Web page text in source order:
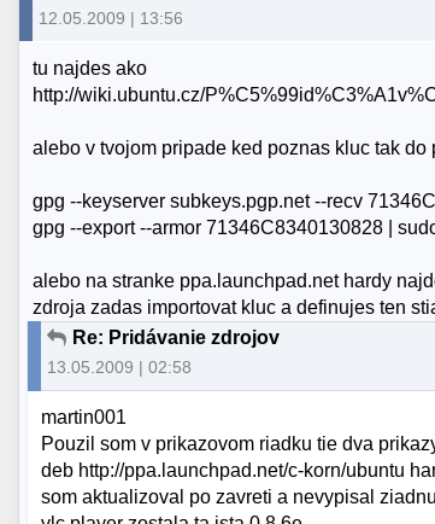
12.05.2009 | 13:56
tu najdes ako
http://wiki.ubuntu.cz/
alebo v tvojom pripade ked poznas kluc tak do
gpg --keyserver subkeys.pgp.net --recv
gpg --export --armor 71346C8340130828 |
alebo na stranke ppa.launchpad.net hardy
zdroja zadas importovat kluc a definujes ten
Re: Pridávanie zdrojov
13.05.2009 | 02:58
martin001
Pouzil som v prikazovom riadku tie dva
deb http://ppa.launchpad.net/c-korn/ubuntu
som aktualizoval po zavreti a nevypisal